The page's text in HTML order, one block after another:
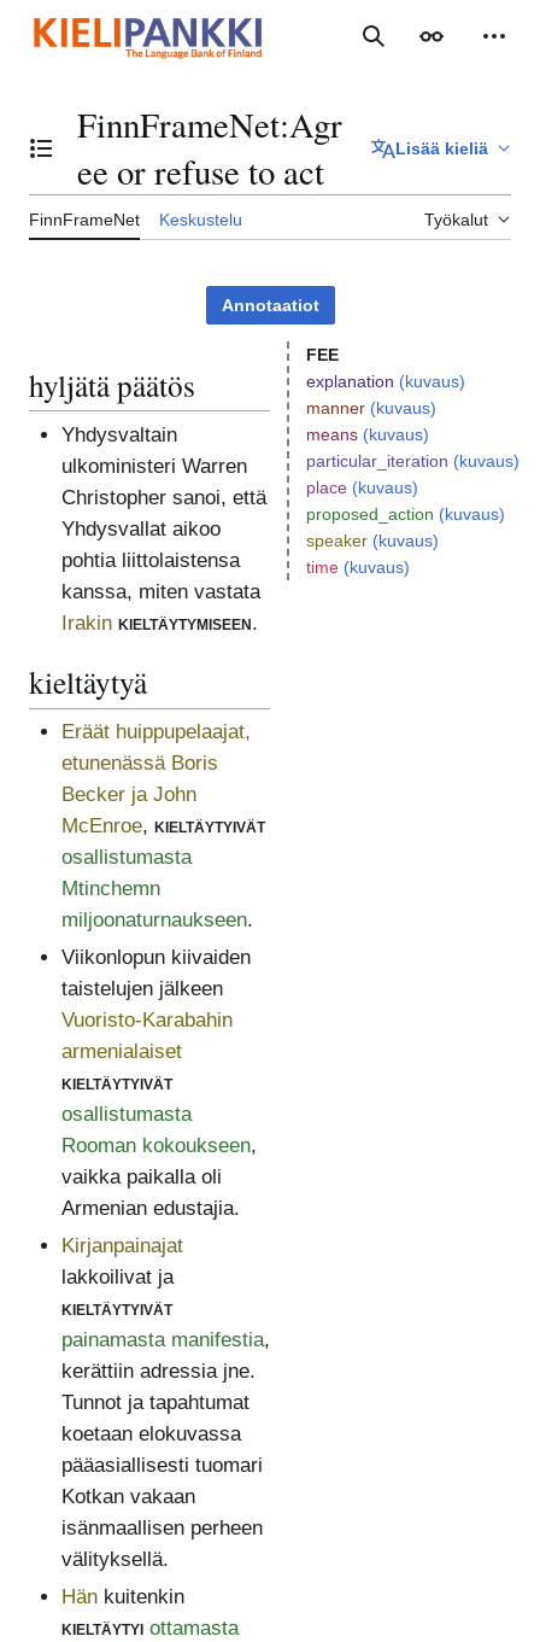
sisältöön
Haku Ulkoasu
Vaihda sisällysluettelo
FinnFrameNet:Agr
ee or refuse to act
Lisää kieliä
FinnFrameNet Keskustelu Työkalut
Annotaatiot
hyljätä päätös
Yhdysvaltain
ulkoministeri Warren
Christopher sanoi, että
Yhdysvallat aikoo
pohtia liittolaistensa
kanssa, miten vastata
Irakin kieltäytymiseen.
kieltäytyä
Eräät huippupelaajat,
etunenässä Boris
Becker ja John
McEnroe, kieltäytyivät
osallistumasta
Mtinchemn
miljoonaturnaukseen.
Viikonlopun kiivaiden
taistelujen jälkeen
Vuoristo-Karabahin
armenialaiset
kieltäytyivät
osallistumasta
Rooman kokoukseen,
vaikka paikalla oli
Armenian edustajia.
Kirjanpainajat
lakkoilivat ja
kieltäytyivät
painamasta manifestia,
kerättiin adressia jne.
Tunnot ja tapahtumat
koetaan elokuvassa
pääasiallisesti tuomari
Kotkan vakaan
isänmaallisen perheen
välityksellä.
Hänkuitenkin
kieltäytyi ottamasta
FEE
explanation (kuvaus)
manner (kuvaus)
means (kuvaus)
particular_iteration (kuvaus)
place (kuvaus)
proposed_action (kuvaus)
speaker (kuvaus)
time (kuvaus)